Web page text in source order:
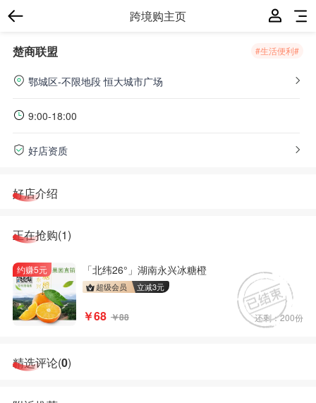
跨境购主页
#生活便利#
楚商联盟
鄂城区-不限地段 恒大城市广场
9:00-18:00
好店资质
好店介绍
正在抢购(1)
约赚5元 「北纬26°」湖南永兴冰糖橙
超级会员 立减3元
￥68 ￥88 还剩：200份
精选评论(0)